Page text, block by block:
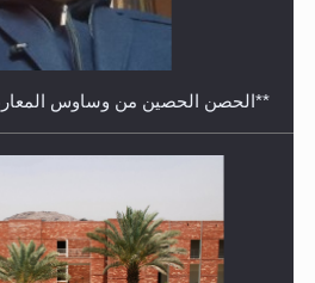
ريهيماكي في فنلند
**الحصن الحصين من وساوس